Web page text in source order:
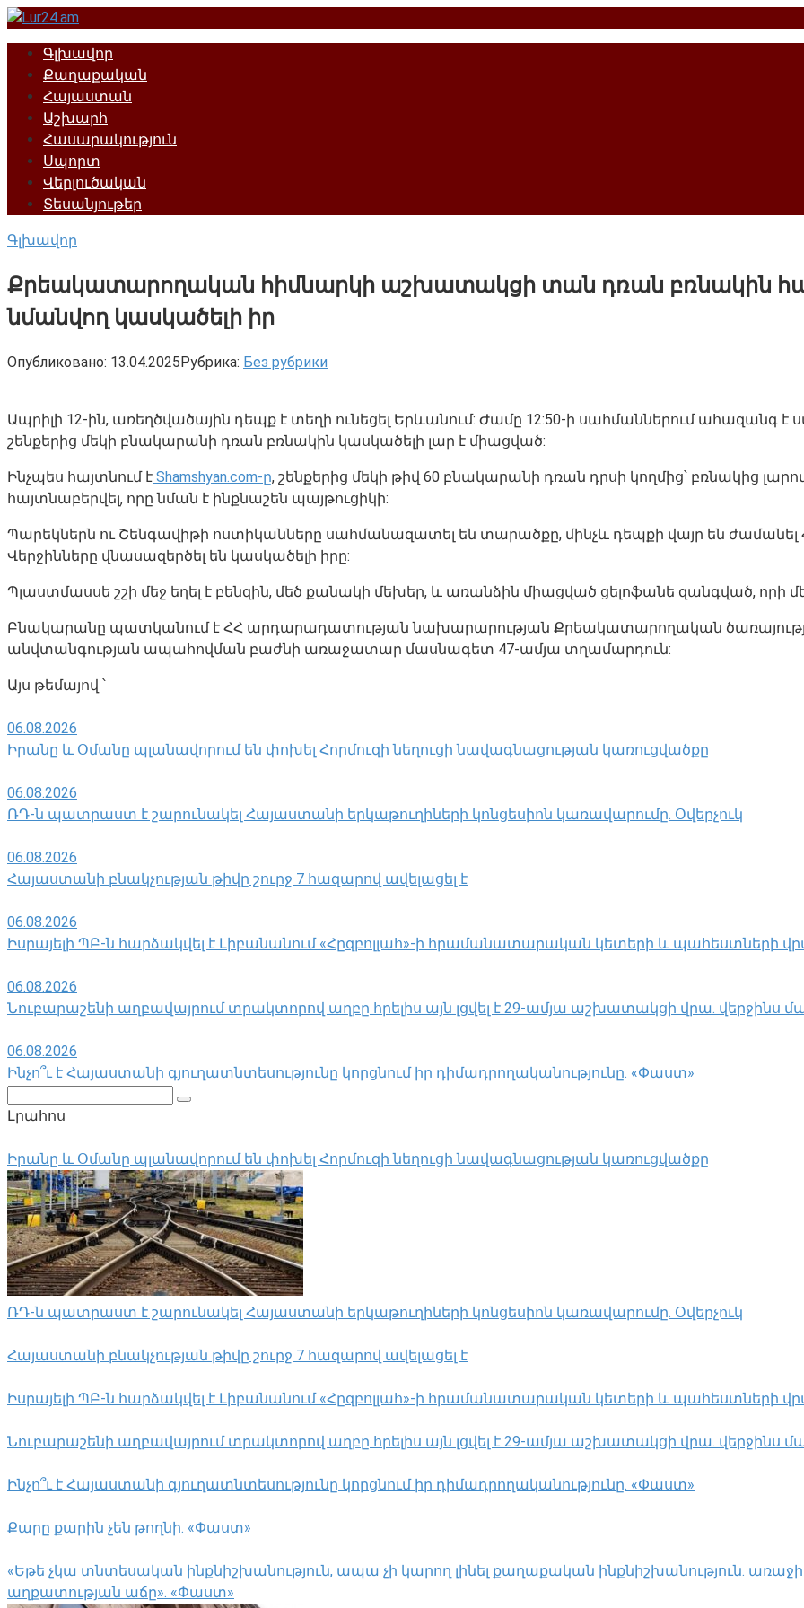
Перейти
контентуԳլխավոր
Քաղաքական
Հայաստան
Աշխարհ
Հասարակություն
Սպորտ
Վերլուծական
Տեսանյութեր
Գլխավոր
Քրեակատարողական հիմնարկի աշխատակցի տան դռան բռնակին
նմանվող կասկածելի իր
Опубликовано: 13.04.2025Рубрика: Без рубрики
Ապրիլի 12-ին, առեղծվածային դեպք է տեղի ունեցել Երևանում: Ժամը 12:50-ի սահմաններում ահազանգ
շենքերից մեկի բնակարանի դռան բռնակին կասկածելի լար է միացված:
Ինչպես հայտնում է Shamshyan.com-ը, շենքերից մեկի թիվ 60 բնակարանի դռան դրսի կողմից՝ բռնակից
հայտնաբերվել, որը նման է ինքնաշեն պայթուցիկի:
Պարեկներն ու Շենգավիթի ոստիկանները սահմանազատել են տարածքը, մինչև դեպքի վայր են
Վերջինները վնասազերծել են կասկածելի իրը:
Պլաստմասսե շշի մեջ եղել է բենզին, մեծ քանակի մեխեր, և առանձին միացված ցելոֆանե զանգված, որի
Բնակարանը պատկանում է ՀՀ արդարադատության նախարարության Քրեակատարողական
անվտանգության ապահովման բաժնի առաջատար մասնագետ 47-ամյա տղամարդուն:
Այս թեմայով ՝
06.08.2026
Իրանը և Օմանը պլանավորում են փոխել Հորմուզի նեղուցի նավագնացության կառուցվածքը
06.08.2026
ՌԴ-ն պատրաստ է շարունակել Հայաստանի երկաթուղիների կոնցեսիոն կառավարումը. Օվերչուկ
06.08.2026
Հայաստանի բնակչության թիվը շուրջ 7 հազարով ավելացել է
06.08.2026
Իսրայելի ՊԲ-ն հարձակվել է Լիբանանում «Հըզբոլլահ»-ի հրամանատարական կետերի և պահեստների
06.08.2026
Նուբարաշենի աղբավայրում տրակտորով աղբը հրելիս այն լցվել է 29-ամյա աշխատակցի վրա. վերջինս
06.08.2026
Ինչո՞ւ է Հայաստանի գյուղատնտեսությունը կորցնում իր դիմադրողականությունը. «Փաստ»
Լրահոս
Իրանը և Օմանը պլանավորում են փոխել Հորմուզի նեղուցի նավագնացության կառուցվածքը
ՌԴ-ն պատրաստ է շարունակել Հայաստանի երկաթուղիների կոնցեսիոն կառավարումը. Օվերչուկ
Հայաստանի բնակչության թիվը շուրջ 7 հազարով ավելացել է
Իսրայելի ՊԲ-ն հարձակվել է Լիբանանում «Հըզբոլլահ»-ի հրամանատարական կետերի և պահեստների
Նուբարաշենի աղբավայրում տրակտորով աղբը հրելիս այն լցվել է 29-ամյա աշխատակցի վրա. վերջինս
Ինչո՞ւ է Հայաստանի գյուղատնտեսությունը կորցնում իր դիմադրողականությունը. «Փաստ»
Քարը քարին չեն թողնի. «Փաստ»
«Եթե չկա տնտեսական ինքնիշխանություն, ապա չի կարող լինել քաղաքական ինքնիշխանություն.
աղքատության աճը». «Փաստ»